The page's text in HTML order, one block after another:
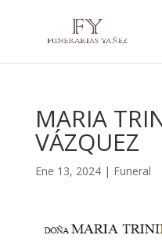
MARIA
VÁZQUEZ
Ene 13, 2024| Funeral